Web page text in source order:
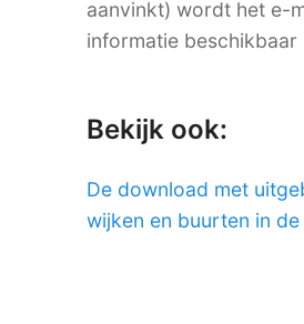
aanvinkt) wordt het e-
informatie
Bekijk ook:
De download met
wijken en buurten in